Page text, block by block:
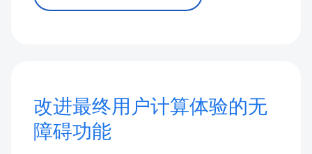
改进最终用户计算体验的无
障碍功能